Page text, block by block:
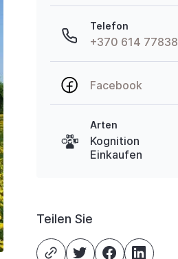
Telefon
+370 614 77838
Facebook
Arten
Kognition
Einkaufen
Teilen Sie